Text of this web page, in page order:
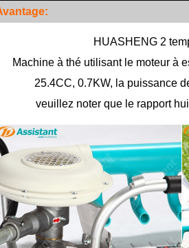
HUASHENG 2
Machine à thé utilisant le moteur à
25.4CC, 0.7KW, la puissance
veuillez noter que le rapport